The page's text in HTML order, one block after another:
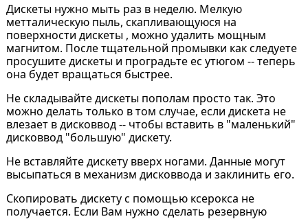
Дискеты нужно мыть раз в неделю. Мелкую
метталическую пыль, скапливающуюся на
поверхности дискеты , можно удалить мощным
магнитом. После тщательной промывки как следуете
просушите дискеты и проградьте ес утюгом -- теперь
она будет вращаться быстрее.
Не складывайте дискеты пополам просто так. Это
можно делать только в том случае, если дискета не
влезает в дисковвод -- чтобы вставить в "маленький"
дисковвод "большую" дискету.
Не вставляйте дискету вверх ногами. Данные могут
высыпаться в механизм дисковвода и заклинить его.
Скопировать дискету с помощью ксерокса не
получается. Если Вам нужно сделать резервную